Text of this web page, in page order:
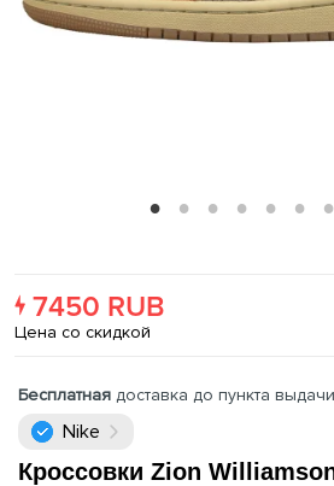
7450 RUB
Цена со скидкой
Бесплатная доставка до пункта
Nike
Кроссовки Zion